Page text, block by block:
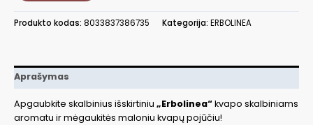
Delicato,
ERBBUCDELICATO15
Produkto kodas: 8033837386735 Kategorija: ERBOLINEA
Aprašymas
Apgaubkite skalbinius išskirtiniu „Erbolinea“kvapo skalbiniams
aromatu ir mėgaukitės maloniu kvapų pojūčiu!